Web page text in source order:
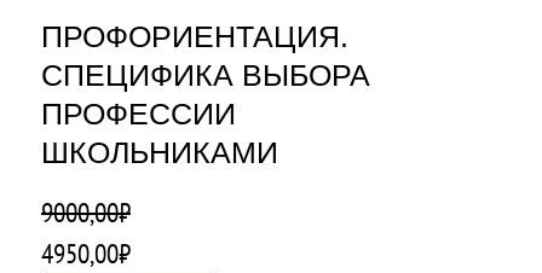
ПРОФОРИЕНТАЦИЯ.
СПЕЦИФИКА ВЫБОРА
ПРОФЕССИИ
ШКОЛЬНИКАМИ
9000,00₽
П
4950,00₽Т